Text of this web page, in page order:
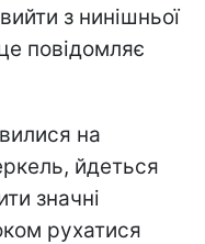
з нинішньої
повідомляє
на
йдеться
значні
рухатися